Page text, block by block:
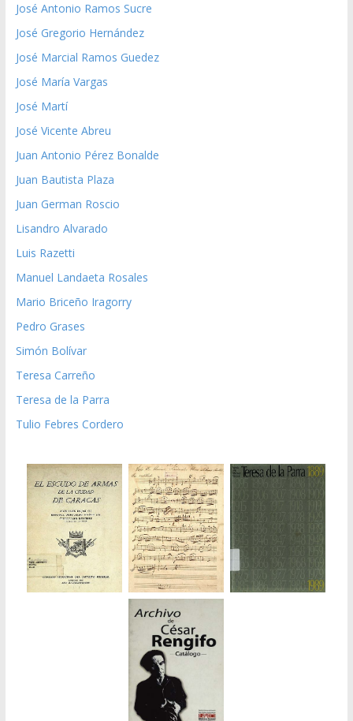
José Antonio Ramos Sucre
José Gregorio Hernández
José Marcial Ramos Guedez
José María Vargas
José Martí
José Vicente Abreu
Juan Antonio Pérez Bonalde
Juan Bautista Plaza
Juan German Roscio
Lisandro Alvarado
Luis Razetti
Manuel Landaeta Rosales
Mario Briceño Iragorry
Pedro Grases
Simón Bolívar
Teresa Carreño
Teresa de la Parra
Tulio Febres Cordero